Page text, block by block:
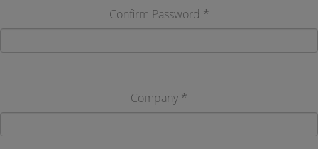
Confirm Password *
Company *